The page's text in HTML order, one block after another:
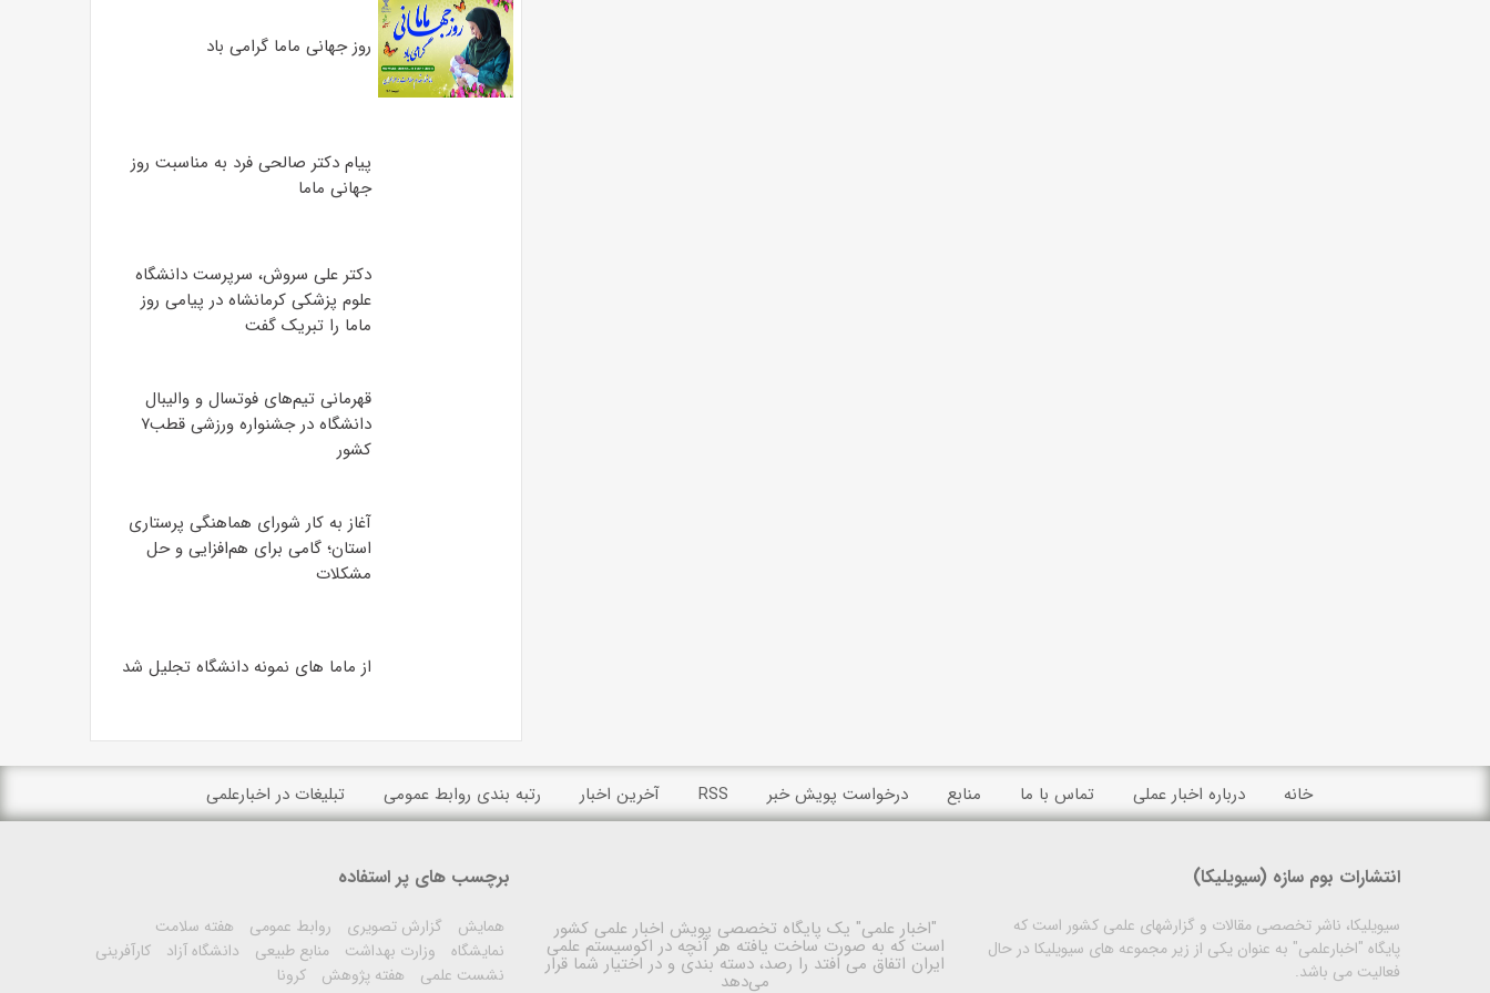
روز جهانی ماما گرامی باد
پیام دکتر صالحی فرد به مناسبت روز
جهانی ماما
دکتر علی سروش، سرپرست دانشگاه
علوم پزشکی کرمانشاه در پیامی روز
ماما را تبریک گفت
قهرمانی تیم‌های فوتسال و والیبال
دانشگاه در جشنواره ورزشی قطب۷
کشور
آغاز به کار شورای هماهنگی پرستاری
استان؛ گامی برای هم‌افزایی و حل
مشکلات
از ماما های نمونه دانشگاه تجلیل شد
خانه درباره اخبار عملی تماس با ما منابع درخواست پویش خبر RSS آخرین اخبار رتبه بندی روابط عمومی تبلیغات در اخبارعلمی
انتشارات بوم سازه (سیویلیکا)
سیویلیکا، ناشر تخصصی مقالات و گزارشهای علمی کشور است که
پایگاه "اخبارعلمی" به عنوان یکی از زیر مجموعه های سیویلیکا در حال
فعالیت می باشد.
"اخبار علمی" یک پایگاه تخصصی پویش اخبار علمی کشور
است که به صورت ساخت یافته هر آنچه در اکوسیستم علمی
ایران اتفاق می افتد را رصد، دسته بندی و در اختیار شما قرار
می‌دهد
برچسب های پر استفاده
همایش گزارش تصویری روابط عمومی
هفته سلامت
نمایشگاه
وزارت بهداشت منابع طبیعی دانشگاه آزاد
کارآفرینی
نشست علمی
هفته پژوهش کرونا